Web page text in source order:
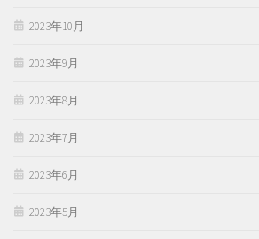
2023年10月
2023年9月
2023年8月
2023年7月
2023年6月
2023年5月